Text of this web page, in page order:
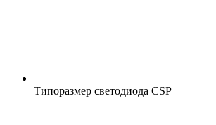
Типоразмер светодиода CSP